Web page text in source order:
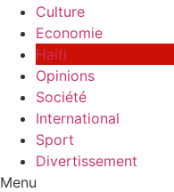
Culture
Economie
Haiti
Opinions
Société
International
Sport
Divertissement
Menu